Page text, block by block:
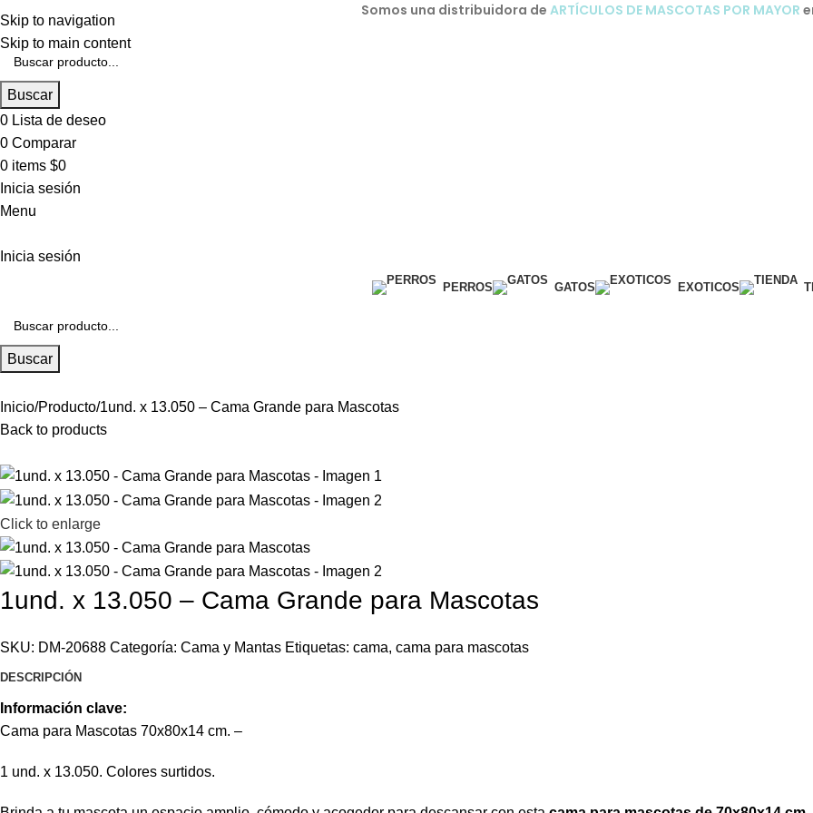
Skip to navigation
Skip to main content
Somos una distribuidora de ARTÍCULOS DE MASCOTAS POR MAYOR
Buscar
0 Lista de deseo
0 Comparar
0 items $0
Inicia sesión
Menu
Inicia sesión
PERROS GATOS EXOTICOS
Buscar
Inicio Producto 1und. x 13.050 – Cama Grande para Mascotas
Back to products
Click to enlarge
1und. x 13.050 – Cama Grande para Mascotas
SKU: DM-20688 Categoría: Cama y Mantas Etiquetas: cama, cama para mascotas
DESCRIPCIÓN
Información clave:
Cama para Mascotas 70x80x14 cm. –
1 und. x 13.050. Colores surtidos.